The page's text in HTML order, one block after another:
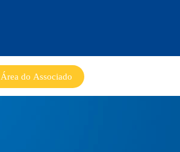
Área do Associado